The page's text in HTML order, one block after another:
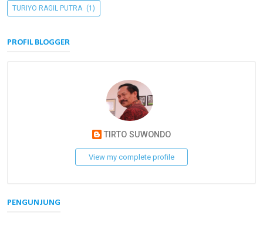
TURIYO RAGIL PUTRA (1)
PROFIL BLOGGER
TIRTO SUWONDO
View my complete profile
PENGUNJUNG